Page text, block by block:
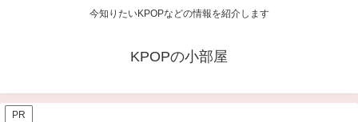
今知りたいKPOPなどの情報を紹介します
KPOPの小部屋
PR